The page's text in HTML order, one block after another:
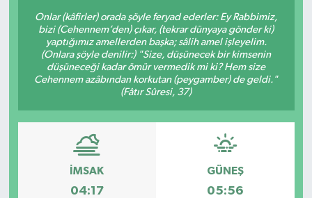
Onlar (kâfirler) orada şöyle feryad ederler: Ey Rabbimiz,
bizi (Cehennem’den) çıkar, (tekrar dünyaya gönder ki)
yaptığımız amellerden başka; sâlih amel işleyelim.
(Onlara şöyle denilir:) "Size, düşünecek bir kimsenin
düşüneceği kadar ömür vermedik mi ki? Hem size
Cehennem azâbından korkutan (peygamber) de geldi."
(Fâtır Sûresi, 37)
İMSAK
04:17
GÜNEŞ
05:56